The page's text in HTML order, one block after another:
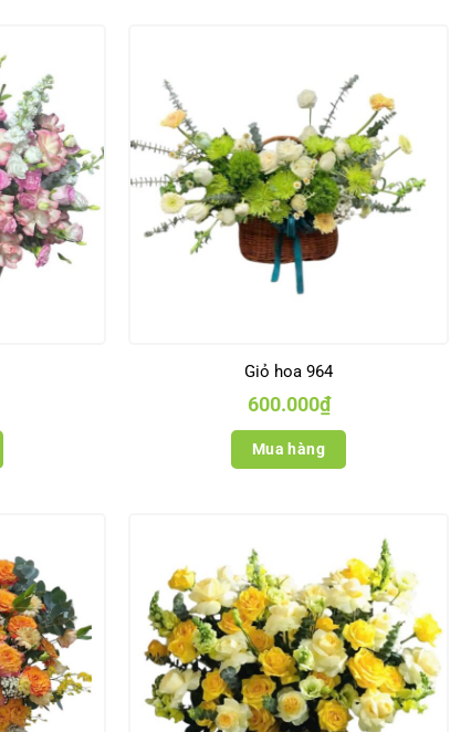
Giỏ hoa 964
600.000₫
Mua hàng